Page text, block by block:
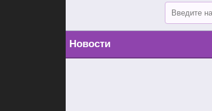
Новости